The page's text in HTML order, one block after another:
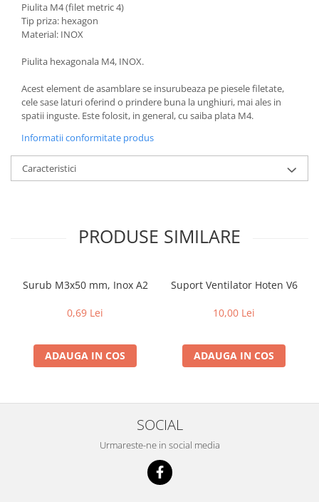
Piulita M4 (filet metric 4)
Tip priza: hexagon
Material: INOX
Piulita hexagonala M4, INOX.
Acest element de asamblare se insurubeaza pe piesele filetate,
cele sase laturi oferind o prindere buna la unghiuri, mai ales in
spatii inguste. Este folosit, in general, cu saiba plata M4.
Informatii conformitate produs
Caracteristici
PRODUSE SIMILARE
Surub M3x50 mm, Inox A2
0,69 Lei
ADAUGA IN COS
Suport Ventilator Hoten V6
10,00 Lei
ADAUGA IN COS
SOCIAL
Urmareste-ne in social media